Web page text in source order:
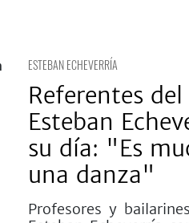
ESTEBAN ECHEVERRÍA
Referentes
Esteban
su día: "Es
una danza"
Profesores y